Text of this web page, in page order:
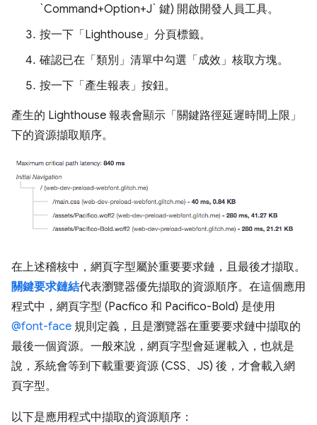
`Command+Option+J` 鍵) 開啟開發人員工具。
按一下「Lighthouse」 分頁標籤。
確認已在「類別」 清單中勾選「成效」 核取方塊。
按一下「產生報表」 按鈕。
產生的 Lighthouse 報表會顯示「關鍵路徑延遲時間上限」
下的資源擷取順序。
在上述稽核中，網頁字型屬於重要要求鏈，且最後才擷取。
關鍵要求鏈結代表瀏覽器優先擷取的資源順序。在這個應用
程式中，網頁字型 (Pacfico 和 Pacifico-Bold) 是使用
@font-face 規則定義，且是瀏覽器在重要要求鏈中擷取的
最後一個資源。一般來說，網頁字型會延遲載入，也就是
說，系統會等到下載重要資源 (CSS、JS) 後，才會載入網
頁字型。
以下是應用程式中擷取的資源順序：